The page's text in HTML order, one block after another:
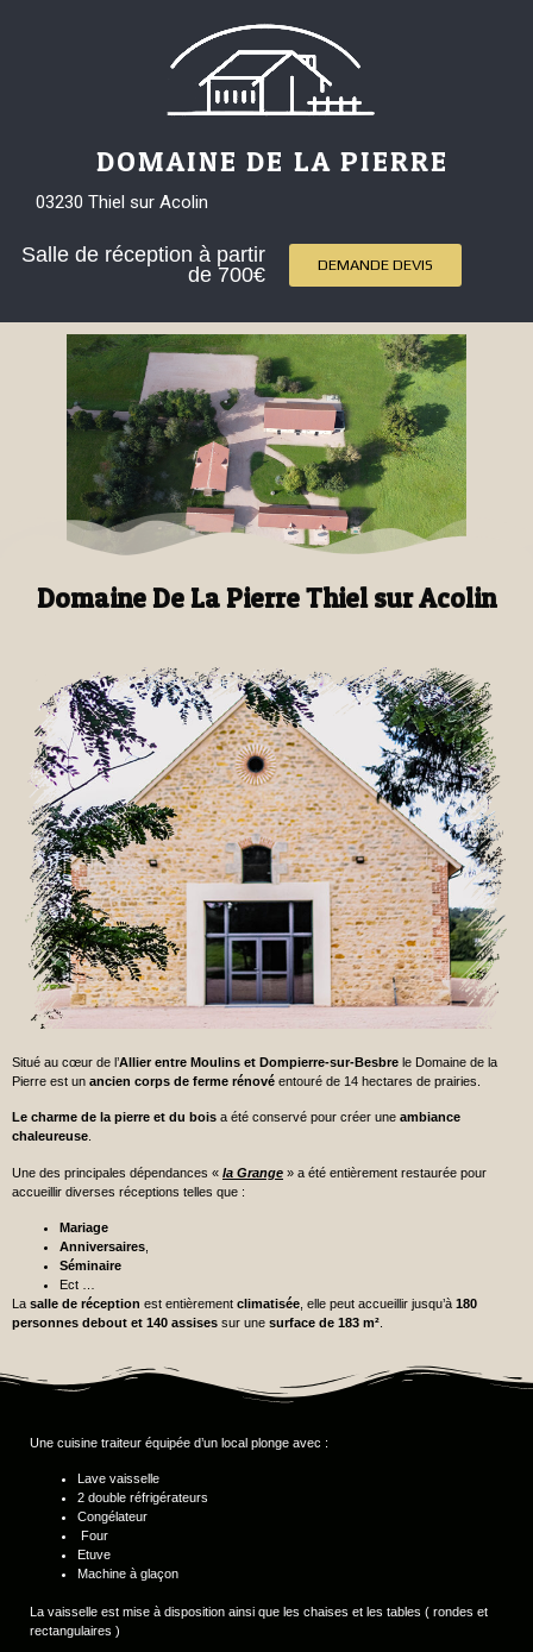
DOMAINE DE LA PIERRE
03230 Thiel sur Acolin
Salle de réception à partir
de 700€
DEMANDE DEVIS
Domaine De La Pierre Thiel sur Acolin
Situé au cœur de l’Allier entre Moulins et Dompierre-sur-Besbre le Domaine de la
Pierre est un ancien corps de ferme rénové entouré de 14 hectares de prairies.
Le charme de la pierre et du bois a été conservé pour créer une ambiance
chaleureuse.
Une des principales dépendances « la Grange » a été entièrement restaurée pour
accueillir diverses réceptions telles que :
Mariage
Anniversaires
Séminaire
Ect …
La salle de réception est entièrement climatisée , elle peut accueillir jusqu’à 180
personnes debout et 140 assises sur une surface de 183 m²
Une cuisine traiteur équipée d’un local plonge avec :
Lave vaisselle
2 double réfrigérateurs
Congélateur
Four
Etuve
Machine à glaçon
La vaisselle est mise à disposition ainsi que les chaises et les tables ( rondes et
rectangulaires )